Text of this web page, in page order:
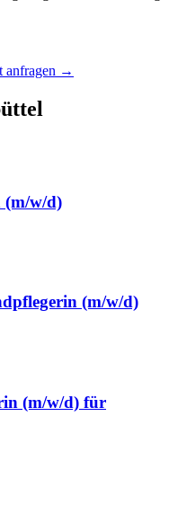
anfragen →
(m/w/d)
(m/w/d)
(m/w/d) für